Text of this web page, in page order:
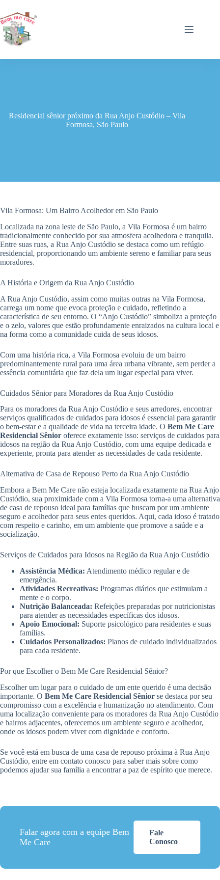
para
o
conteúdo
Residencial sênior próximo da Rua Anjo Custódio – Vila
Formosa, São Paulo
Vila Formosa: Um Bairro Acolhedor em São Paulo
Localizada na zona leste de São Paulo, a Vila Formosa é um bairro
tradicionalmente conhecido por sua atmosfera acolhedora e tranquila.
Entre suas ruas, a Rua Anjo Custódio se destaca como um refúgio
residencial, proporcionando um ambiente sereno e familiar para seus
moradores.
A História e Origem da Rua Anjo Custódio
A Rua Anjo Custódio, assim como muitas outras na Vila Formosa,
carrega um nome que evoca proteção e cuidado, refletindo a
característica de seu entorno. O “Anjo Custódio” simboliza a proteção
e o zelo, valores que estão profundamente enraizados na cultura local e
na forma como a comunidade cuida de seus idosos.
Com uma história rica, a Vila Formosa evoluiu de um bairro
predominantemente rural para uma área urbana vibrante, sem perder a
essência comunitária que faz dela um lugar especial para viver.
Cuidados Sênior para Moradores da Rua Anjo Custódio
Para os moradores da Rua Anjo Custódio e seus arredores, encontrar
serviços qualificados de cuidados para idosos é essencial para garantir
o bem-estar e a qualidade de vida na terceira idade. O Bem Me Care
Residencial Sênior oferece exatamente isso: serviços de cuidados para
idosos na região da Rua Anjo Custódio, com uma equipe dedicada e
experiente, pronta para atender as necessidades de cada residente.
Alternativa de Casa de Repouso Perto da Rua Anjo Custódio
Embora a Bem Me Care não esteja localizada exatamente na Rua Anjo
Custódio, sua proximidade com a Vila Formosa torna-a uma alternativa
de casa de repouso ideal para famílias que buscam por um ambiente
seguro e acolhedor para seus entes queridos. Aqui, cada idoso é tratado
com respeito e carinho, em um ambiente que promove a saúde e a
socialização.
Serviços de Cuidados para Idosos na Região da Rua Anjo Custódio
Assistência Médica: Atendimento médico regular e de
emergência.
Atividades Recreativas: Programas diários que estimulam a
mente e o corpo.
Nutrição Balanceada: Refeições preparadas por nutricionistas
para atender as necessidades específicas dos idosos.
Apoio Emocional: Suporte psicológico para residentes e suas
famílias.
Cuidados Personalizados: Planos de cuidado individualizados
para cada residente.
Por que Escolher o Bem Me Care Residencial Sênior?
Escolher um lugar para o cuidado de um ente querido é uma decisão
importante. O Bem Me Care Residencial Sênior se destaca por seu
compromisso com a excelência e humanização no atendimento. Com
uma localização conveniente para os moradores da Rua Anjo Custódio
e bairros adjacentes, oferecemos um ambiente seguro e acolhedor,
onde os idosos podem viver com dignidade e conforto.
Se você está em busca de uma casa de repouso próxima à Rua Anjo
Custódio, entre em contato conosco para saber mais sobre como
podemos ajudar sua família a encontrar a paz de espírito que merece.
Falar agora com a equipe Bem
Me Care
Fale
Conosco